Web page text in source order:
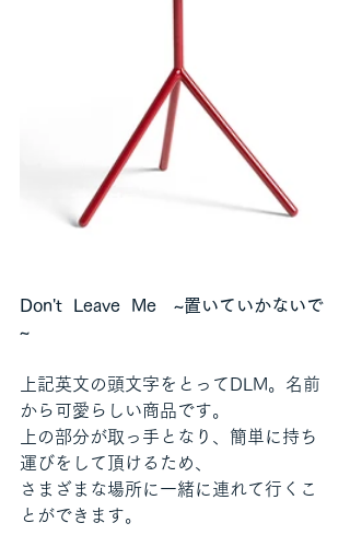
Don't  Leave  Me　~置いていかないで
~
上記英文の頭文字をとってDLM。名前
から可愛らしい商品です。
上の部分が取っ手となり、簡単に持ち
運びをして頂けるため、
さまざまな場所に一緒に連れて行くこ
とができます。